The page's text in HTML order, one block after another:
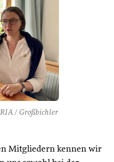
/ Großbichler
Mitgliedern kennen wir